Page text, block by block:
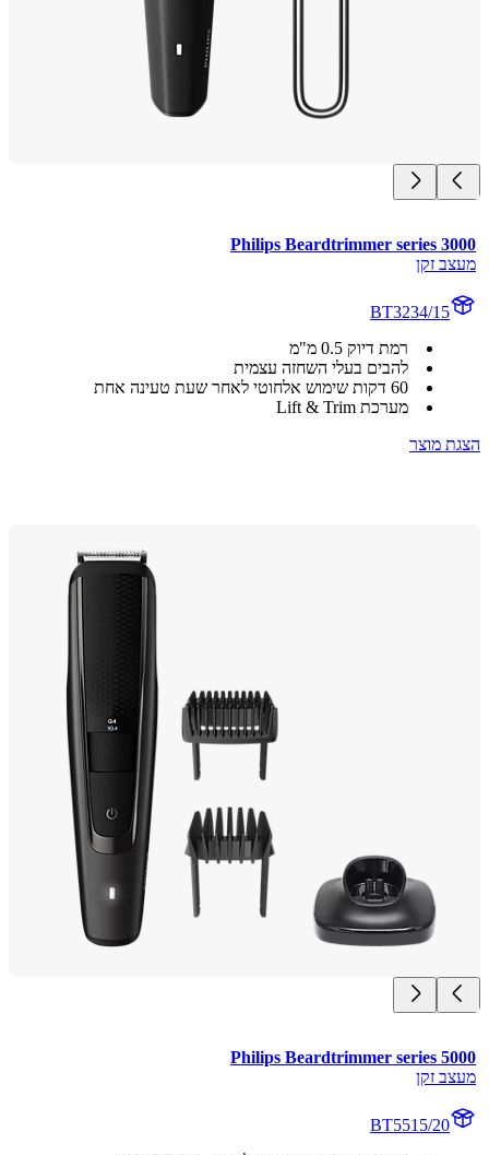
Philips Beardtrimmer series
זקן
BT3234/15
רמת דיוק 0.5 מ"מ
להבים בעלי השחזה עצמית
60 דקות שימוש אלחוטי לאחר שעת טעינה אחת
מערכת Lift & Trim
מוצר
Philips Beardtrimmer series
זקן
BT5515/20